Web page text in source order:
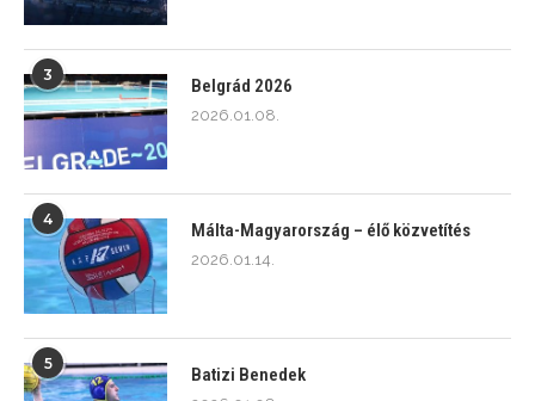
3
Belgrád 2026
2026.01.08.
4
Málta-Magyarország – élő közvetítés
2026.01.14.
5
Batizi Benedek